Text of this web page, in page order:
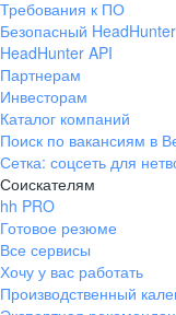
Требования к ПО
Безопасный HeadHunter
HeadHunter API
Партнерам
Инвесторам
Каталог компаний
Поиск по вакансиям в
Сетка: соцсеть для
Соискателям
hh PRO
Готовое резюме
Все сервисы
Хочу у вас работать
Производственный